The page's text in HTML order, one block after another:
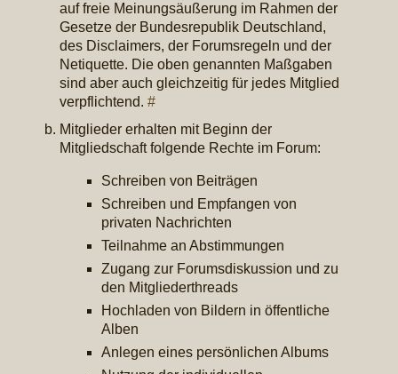
auf freie Meinungsäußerung im Rahmen der
Gesetze der Bundesrepublik Deutschland,
des Disclaimers, der Forumsregeln und der
Netiquette. Die oben genannten Maßgaben
sind aber auch gleichzeitig für jedes Mitglied
verpflichtend.#
Mitglieder erhalten mit Beginn der
Mitgliedschaft folgende Rechte im Forum:
Schreiben von Beiträgen
Schreiben und Empfangen von
privaten Nachrichten
Teilnahme an Abstimmungen
Zugang zur Forumsdiskussion und zu
den Mitgliederthreads
Hochladen von Bildern in öffentliche
Alben
Anlegen eines persönlichen Albums